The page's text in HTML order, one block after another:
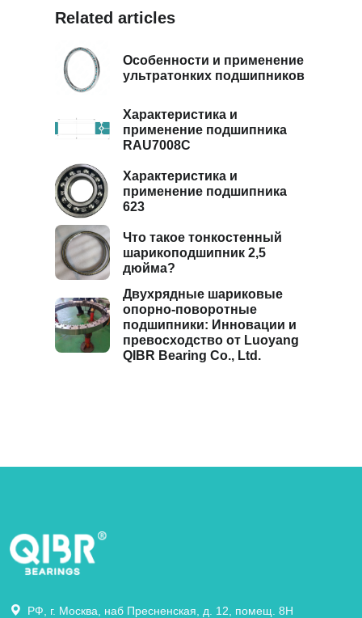
Related articles
Особенности и применение
ультратонких подшипников
Характеристика и
применение подшипника
RAU7008C
Характеристика и
применение подшипника
623
Что такое тонкостенный
шарикоподшипник 2,5
дюйма?
Двухрядные шариковые
опорно-поворотные
подшипники: Инновации и
превосходство от Luoyang
QIBR Bearing Co., Ltd.
РФ, г. Москва, наб Пресненская, д. 12, помещ. 8Н